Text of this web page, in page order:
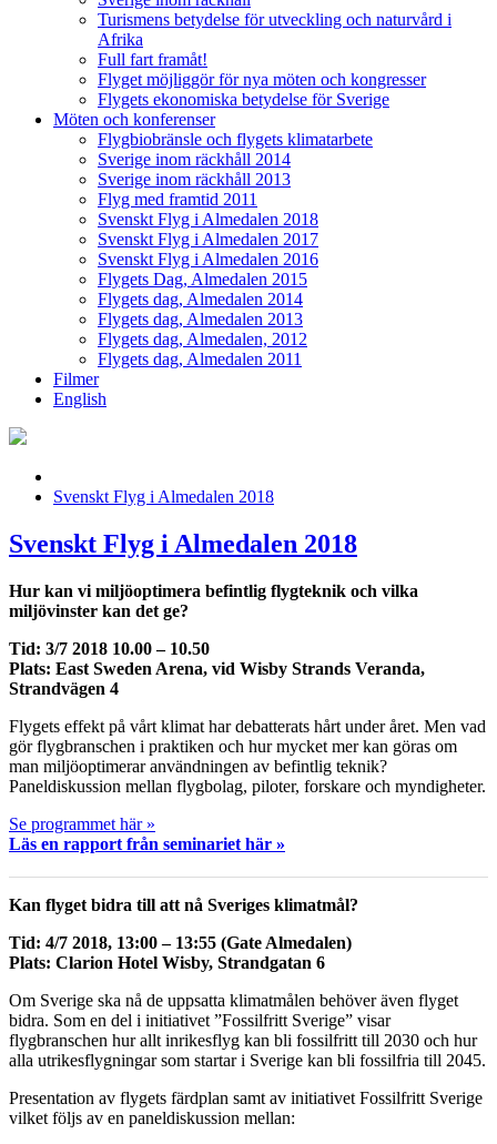
Turismens betydelse för utveckling och naturvård i
Afrika
Full fart framåt!
Flyget möjliggör för nya möten och kongresser
Flygets ekonomiska betydelse för Sverige
Möten och konferenser
Flygbiobränsle och flygets klimatarbete
Sverige inom räckhåll 2014
Sverige inom räckhåll 2013
Flyg med framtid 2011
Svenskt Flyg i Almedalen 2018
Svenskt Flyg i Almedalen 2017
Svenskt Flyg i Almedalen 2016
Flygets Dag, Almedalen 2015
Flygets dag, Almedalen 2014
Flygets dag, Almedalen 2013
Flygets dag, Almedalen, 2012
Flygets dag, Almedalen 2011
Filmer
English
Svenskt Flyg i Almedalen 2018
Svenskt Flyg i Almedalen 2018
Hur kan vi miljöoptimera befintlig flygteknik och vilka
miljövinster kan det ge?
Tid: 3/7 2018 10.00 – 10.50
Plats: East Sweden Arena, vid Wisby Strands Veranda,
Strandvägen 4
Flygets effekt på vårt klimat har debatterats hårt under året. Men vad
gör flygbranschen i praktiken och hur mycket mer kan göras om
man miljöoptimerar användningen av befintlig teknik?
Paneldiskussion mellan flygbolag, piloter, forskare och myndigheter.
Se programmet här »
Läs en rapport från seminariet här »
Kan flyget bidra till att nå Sveriges klimatmål?
Tid: 4/7 2018, 13:00 – 13:55 (Gate Almedalen)
Plats: Clarion Hotel Wisby, Strandgatan 6
Om Sverige ska nå de uppsatta klimatmålen behöver även flyget
bidra. Som en del i initiativet ”Fossilfritt Sverige” visar
flygbranschen hur allt inrikesflyg kan bli fossilfritt till 2030 och hur
alla utrikesflygningar som startar i Sverige kan bli fossilfria till 2045.
Presentation av flygets färdplan samt av initiativet Fossilfritt Sverige
vilket följs av en paneldiskussion mellan: